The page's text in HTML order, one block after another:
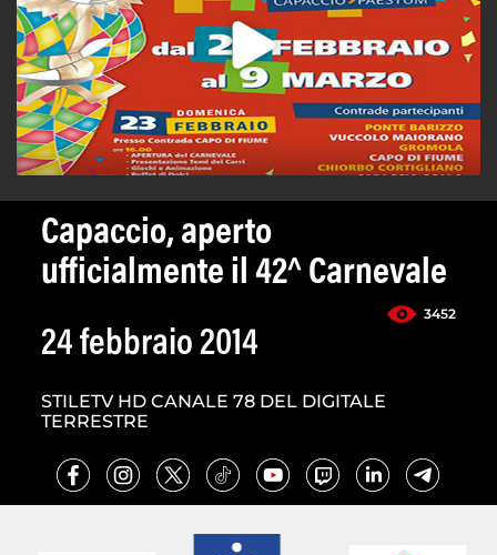
Capaccio, aperto
ufficialmente il 42^ Carnevale
3452
24 febbraio 2014
STILETV HD CANALE 78 DEL DIGITALE
TERRESTRE